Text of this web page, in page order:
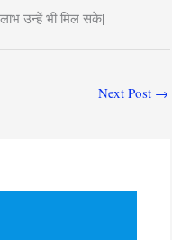
उन्हें भी मिल सके|
Next Post →